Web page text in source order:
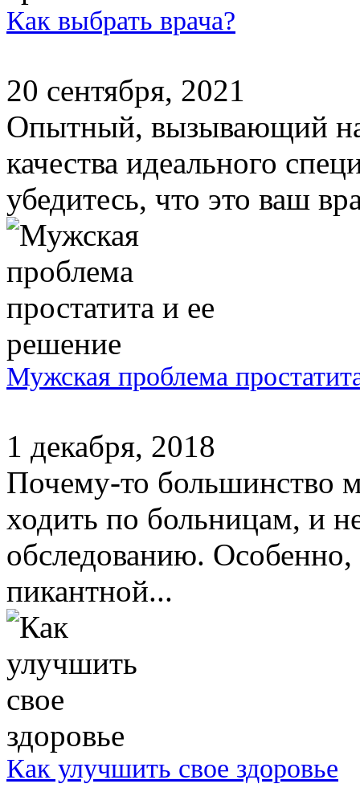
Как выбрать врача?
20 сентября, 2021
Опытный, вызывающий
качества идеального
убедитесь, что это ваш
Мужская проблема
1 декабря, 2018
Почему-то большинство
ходить по больницам, и
обследованию. Особенно,
пикантной...
Как улучшить свое здоровье